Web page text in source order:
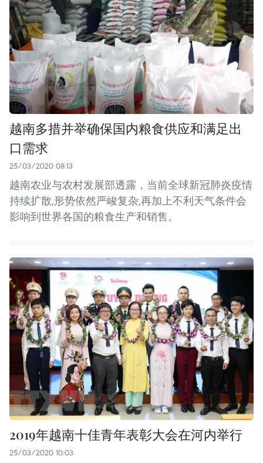
越南多措并举确保国内粮食供应和满足出
口需求
25/03/2020 08:13
越南农业与农村发展部透露，当前全球新冠肺炎疫情
持续扩散,形势依然严峻复杂,再加上不利天气条件会
影响到世界各国的粮食生产和销售。
2019年越南十佳青年表彰大会在河内举行
25/03/2020 10:03